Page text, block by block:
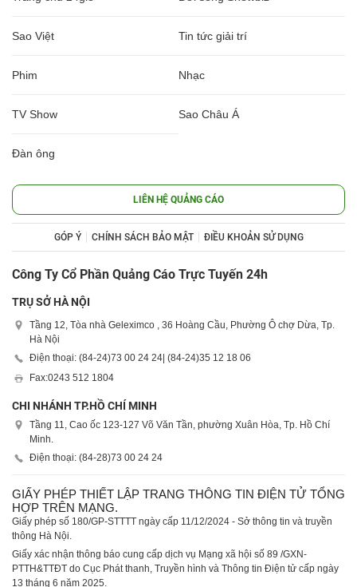
Sao Việt Tin tức giải trí
Phim Nhạc
TV Show Sao Châu Á
Đàn ông
LIÊN HỆ QUẢNG CÁO
GÓP Ý CHÍNH SÁCH BẢO MẬT ĐIỀU KHOẢN SỬ DỤNG
Công Ty Cổ Phần Quảng Cáo Trực Tuyến 24h
TRỤ SỞ HÀ NỘI
Tầng 12, Tòa nhà Geleximco , 36 Hoàng Cầu, Phường Ô chợ Dừa, Tp.
Hà Nội
Điện thoại: (84-24)73 00 24 24 | (84-24)35 12 18 06
Fax:0243 512 1804
CHI NHÁNH TP.HỒ CHÍ MINH
Tầng 11, Cao ốc 123-127 Võ Văn Tần, phường Xuân Hòa, Tp. Hồ Chí
Minh.
Điện thoại: (84-28)73 00 24 24
GIẤY PHÉP THIẾT LẬP TRANG THÔNG TIN ĐIỆN TỬ TỔNG
HỢP TRÊN MẠNG.
Giấy phép số 180/GP-STTTT ngày cấp 11/12/2024 - Sở thông tin và truyền
thông Hà Nội.
Giấy xác nhận thông báo cung cấp dịch vụ Mạng xã hội số 89 /GXN-
PTTH&TTĐT do Cục Phát thanh, Truyền hình và Thông tin Điện tử cấp ngày
13 tháng 6 năm 2025.